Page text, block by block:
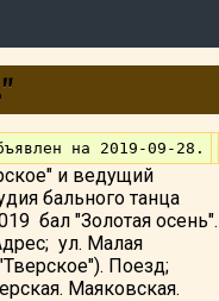
и ведущий
бального танца
бал "Золотая осень".
ул. Малая
Поезд;
Маяковская.